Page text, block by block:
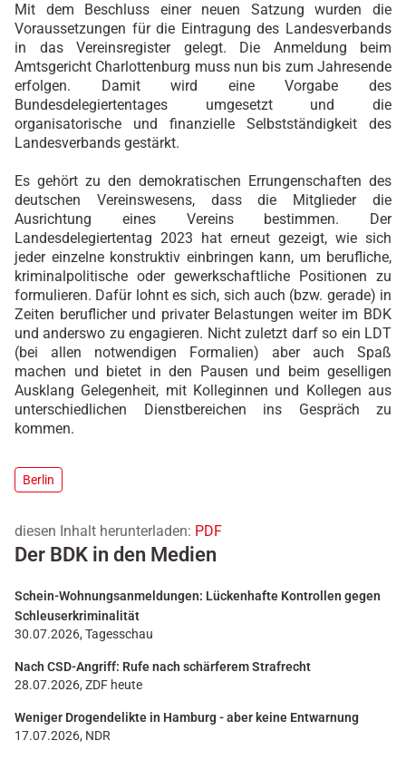
Mit dem Beschluss einer neuen Satzung wurden die
Voraussetzungen für die Eintragung des Landesverbands
in das Vereinsregister gelegt. Die Anmeldung beim
Amtsgericht Charlottenburg muss nun bis zum Jahresende
erfolgen. Damit wird eine Vorgabe des
Bundesdelegiertentages umgesetzt und die
organisatorische und finanzielle Selbstständigkeit des
Landesverbands gestärkt.
Es gehört zu den demokratischen Errungenschaften des
deutschen Vereinswesens, dass die Mitglieder die
Ausrichtung eines Vereins bestimmen. Der
Landesdelegiertentag 2023 hat erneut gezeigt, wie sich
jeder einzelne konstruktiv einbringen kann, um berufliche,
kriminalpolitische oder gewerkschaftliche Positionen zu
formulieren. Dafür lohnt es sich, sich auch (bzw. gerade) in
Zeiten beruflicher und privater Belastungen weiter im BDK
und anderswo zu engagieren. Nicht zuletzt darf so ein LDT
(bei allen notwendigen Formalien) aber auch Spaß
machen und bietet in den Pausen und beim geselligen
Ausklang Gelegenheit, mit Kolleginnen und Kollegen aus
unterschiedlichen Dienstbereichen ins Gespräch zu
kommen.
Berlin
diesen Inhalt herunterladen: PDF
Der BDK in den Medien
Schein-Wohnungsanmeldungen: Lückenhafte Kontrollen gegen
Schleuserkriminalität
30.07.2026, Tagesschau
Nach CSD-Angriff: Rufe nach schärferem Strafrecht
28.07.2026, ZDF heute
Weniger Drogendelikte in Hamburg - aber keine Entwarnung
17.07.2026, NDR